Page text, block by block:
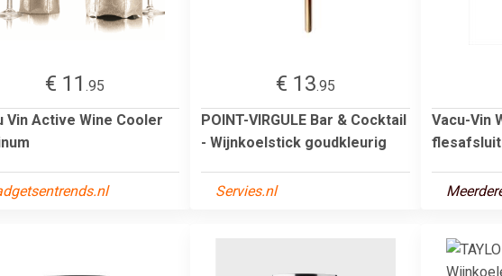
€ 11 .95
Vin Active Wine Cooler
€ 13.95
POINT-VIRGULE Bar & Cocktail
- Wijnkoelstick goudkleurig
Servies.nl
Vacu-Vin